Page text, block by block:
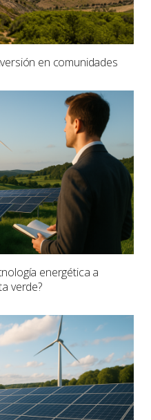
en comunidades
energética a
verde?